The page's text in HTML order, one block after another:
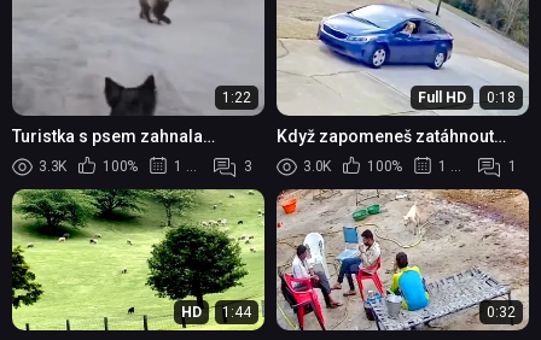
1:22
Turistka s psem zahnala
zvědavého grizzlyho hozeným
hrnkem s kávou
3.3K 100% 1 měsíc 3
Full HD 0:18
Když zapomeneš zatáhnout
ruční brzdu... #2
3.0K 100% 1 měsíc 1
HD 1:44 0:32